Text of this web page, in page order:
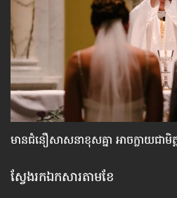
មាន​ជំនឿ​សាសនា​ខុស​គ្នា អាច​ក្លាយ​ជា​មិត្
ស្វែងរកឯកសារតាមខែ